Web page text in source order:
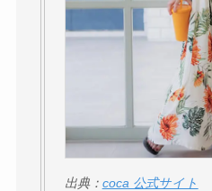
出典： coca 公式サイト